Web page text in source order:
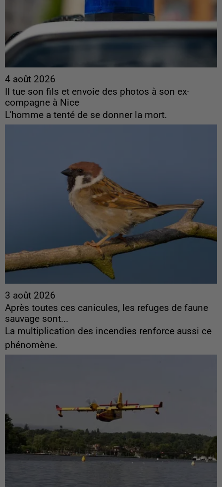
4 août 2026
Il tue son fils et envoie des photos à son ex-
compagne à Nice
L'homme a tenté de se donner la mort.
3 août 2026
Après toutes ces canicules, les refuges de faune
sauvage sont...
La multiplication des incendies renforce aussi ce
phénomène.